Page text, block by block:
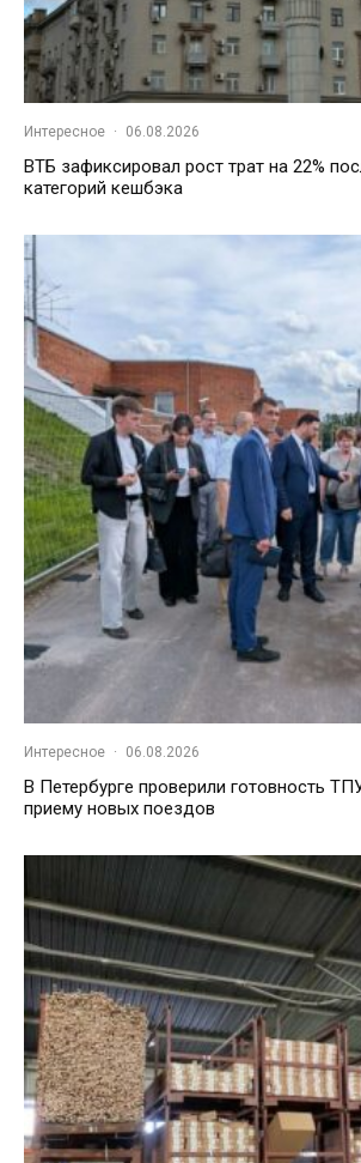
Интересное · 06.08.2026
ВТБ зафиксировал рост трат на 22%
категорий кешбэка
Интересное · 06.08.2026
В Петербурге проверили готовность
приему новых поездов